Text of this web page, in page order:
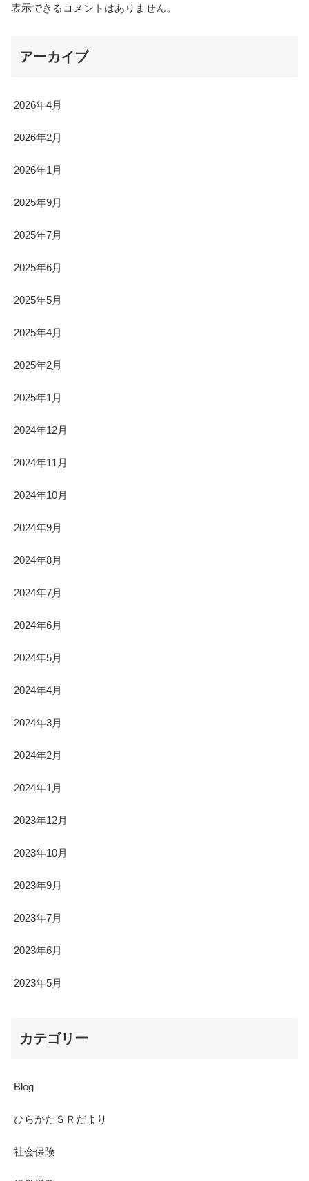
表示できるコメントはありません。
アーカイブ
2026年4月
2026年2月
2026年1月
2025年9月
2025年7月
2025年6月
2025年5月
2025年4月
2025年2月
2025年1月
2024年12月
2024年11月
2024年10月
2024年9月
2024年8月
2024年7月
2024年6月
2024年5月
2024年4月
2024年3月
2024年2月
2024年1月
2023年12月
2023年10月
2023年9月
2023年7月
2023年6月
2023年5月
カテゴリー
Blog
ひらかたＳＲだより
社会保険